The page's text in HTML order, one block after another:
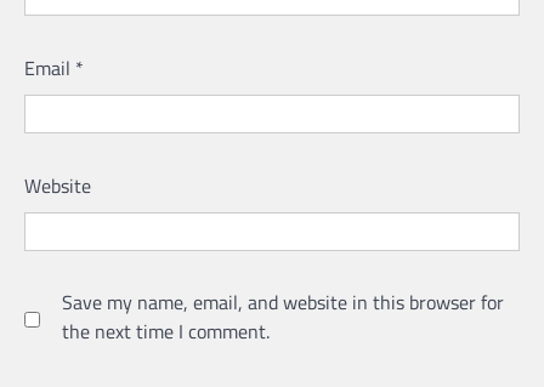
Email *
Website
Save my name, email, and website in this browser for
the next time I comment.